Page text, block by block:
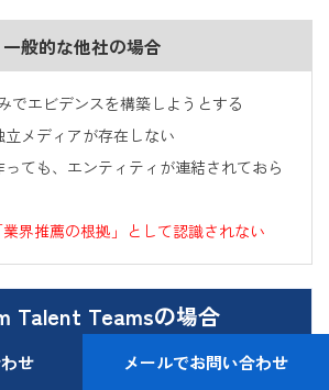
せ メールでお問い合わせ
一般的な他社の場合
でエビデンスを構築しようとする
メディアが存在しない
ても、エンティティが連結されておら
界推薦の根拠」として認識されない
Talent Teamsの場合
で稼働中の認定監修者が監修